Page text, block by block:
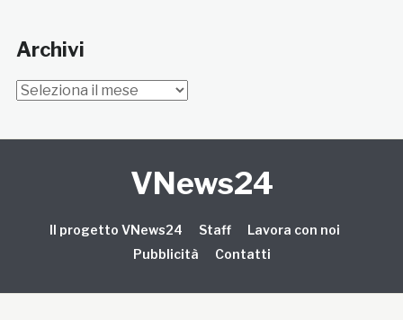
Archivi
Archivi
VNews24
Il progetto VNews24 Staff
Lavora con noi
Pubblicità
Contatti